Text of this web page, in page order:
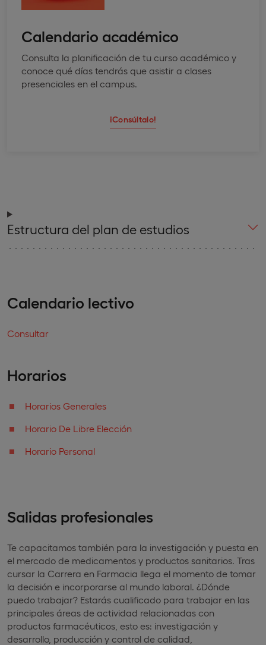
Calendario académico
Consulta la planificación de tu curso académico y
conoce qué días tendrás que asistir a clases
presenciales en el campus.
¡Consúltalo!
Estructura del plan de estudios
Calendario lectivo
Consultar
Horarios
Horarios Generales
Horario De Libre Elección
Horario Personal
Salidas profesionales
Te capacitamos también para la investigación y puesta en
el mercado de medicamentos y productos sanitarios. Tras
cursar la Carrera en Farmacia llega el momento de tomar
la decisión e incorporarse al mundo laboral. ¿Dónde
puedo trabajar? Estarás cualificado para trabajar en las
principales áreas de actividad relacionadas con
productos farmacéuticos, esto es: investigación y
desarrollo, producción y control de calidad,